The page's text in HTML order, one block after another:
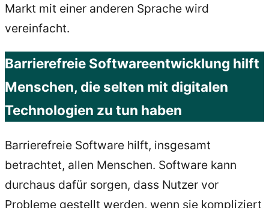
Markt mit einer anderen Sprache wird
vereinfacht.
Barrierefreie Softwareentwicklung hilft
Menschen, die selten mit digitalen
Technologien zu tun haben
Barrierefreie Software hilft, insgesamt
betrachtet, allen Menschen. Software kann
durchaus dafür sorgen, dass Nutzer vor
Probleme gestellt werden, wenn sie kompliziert